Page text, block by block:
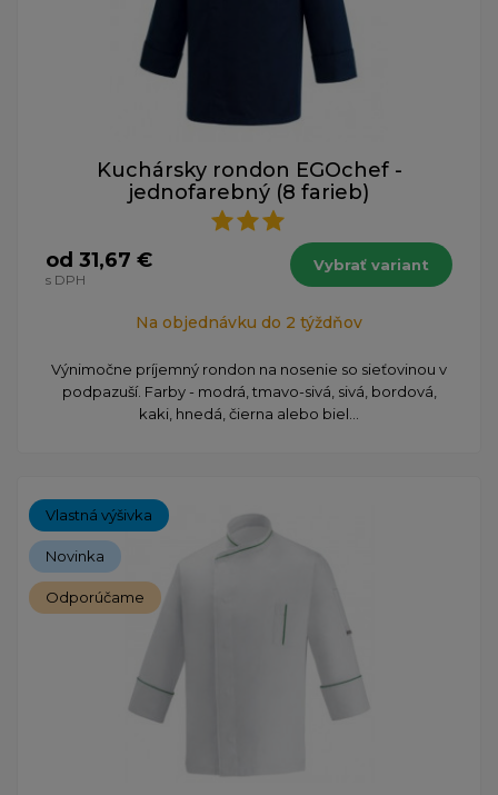
Kuchársky rondon EGOchef -
jednofarebný (8 farieb)
od 31,67 €
s DPH
Vybrať variant
Na objednávku do 2 týždňov
Výnimočne príjemný rondon na nosenie so sieťovinou v
podpazuší. Farby - modrá, tmavo-sivá, sivá, bordová,
kaki, hnedá, čierna alebo biel...
Vlastná výšivka
Novinka
Odporúčame